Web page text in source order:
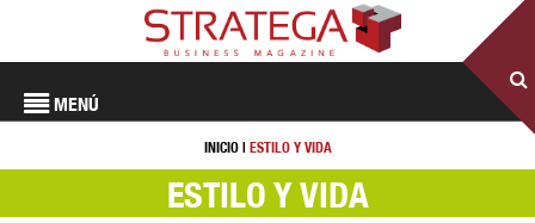
MENÚ
INICIO| ESTILO Y VIDA
ESTILO Y VIDA